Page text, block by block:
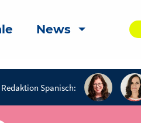
News
Redaktion Spanisch: